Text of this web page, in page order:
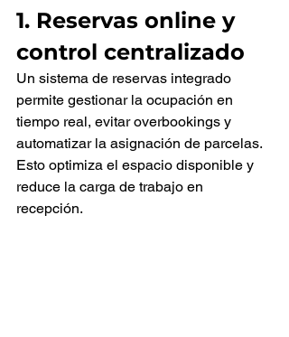
1. Reservas online y
control centralizado
Un sistema de reservas integrado
permite gestionar la ocupación en
tiempo real, evitar overbookings y
automatizar la asignación de parcelas.
Esto optimiza el espacio disponible y
reduce la carga de trabajo en
recepción.